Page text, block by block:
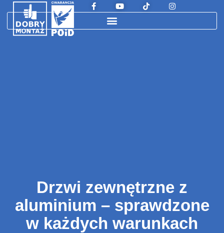
Drzwi zewnętrzne z
aluminium – sprawdzone
w każdych warunkach